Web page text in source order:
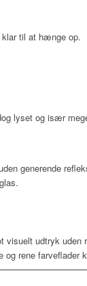
klar til at hænge op.
lyset og især
generende
visuelt udtryk
rene farveflader